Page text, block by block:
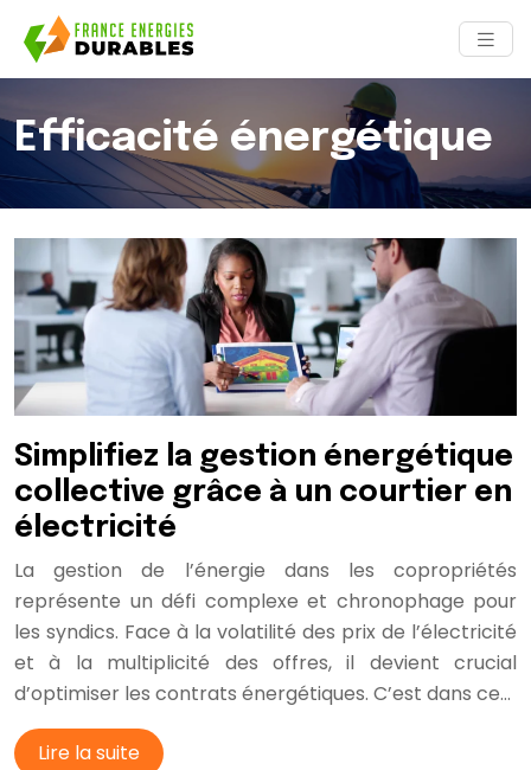
Efficacité énergétique
Simplifiez la gestion énergétique
collective grâce à un courtier en
électricité
La gestion de l’énergie dans les copropriétés
représente un défi complexe et chronophage pour
les syndics. Face à la volatilité des prix de l’électricité
et à la multiplicité des offres, il devient crucial
d’optimiser les contrats énergétiques. C’est dans ce…
Lire la suite